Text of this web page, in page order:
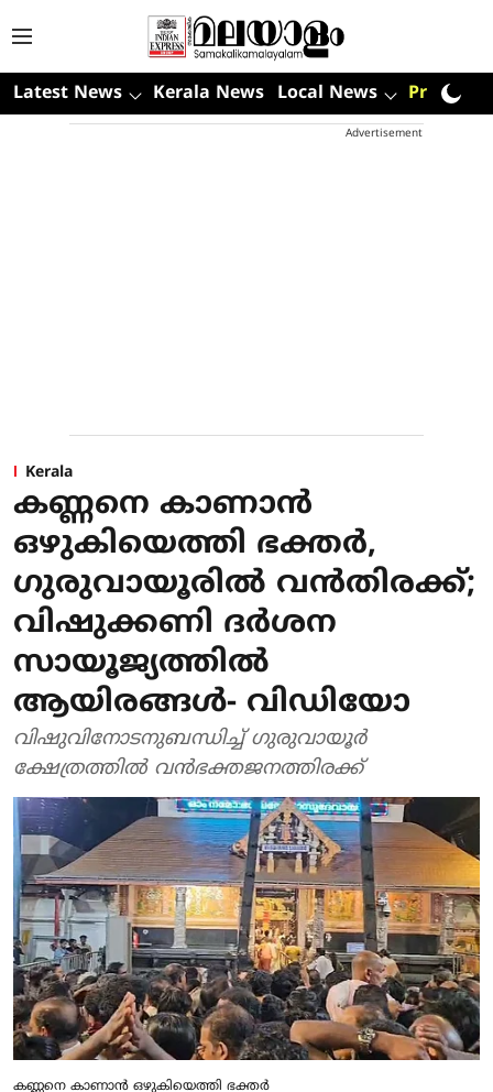
Latest News Kerala News Local News Premium
Advertisement
Kerala
കണ്ണനെ കാണാന്‍
ഒഴുകിയെത്തി ഭക്തര്‍,
ഗുരുവായൂരില്‍ വന്‍തിരക്ക്;
വിഷുക്കണി ദര്‍ശന
സായൂജ്യത്തില്‍
ആയിരങ്ങള്‍- വിഡിയോ
വിഷുവിനോടനുബന്ധിച്ച് ഗുരുവായൂര്‍
ക്ഷേത്രത്തില്‍ വന്‍ഭക്തജനത്തിരക്ക്
കണ്ണനെ കാണാന്‍ ഒഴുകിയെത്തി ഭക്തര്‍